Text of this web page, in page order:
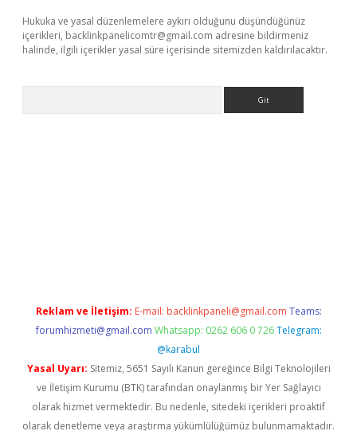
Hukuka ve yasal düzenlemelere aykırı olduğunu düşündüğünüz
içerikleri, backlinkpanelicomtr@gmail.com adresine bildirmeniz
halinde, ilgili içerikler yasal süre içerisinde sitemizden kaldırılacaktır.
Reklam ve İletişim: E-mail: backlinkpaneli@gmail.com Teams:
forumhizmeti@gmail.com Whatsapp: 0262 606 0 726 Telegram:
@karabul
Yasal Uyarı: Sitemiz, 5651 Sayılı Kanun gereğince Bilgi Teknolojileri
ve İletişim Kurumu (BTK) tarafından onaylanmış bir Yer Sağlayıcı
olarak hizmet vermektedir. Bu nedenle, sitedeki içerikleri proaktif
olarak denetleme veya araştırma yükümlülüğümüz bulunmamaktadır.